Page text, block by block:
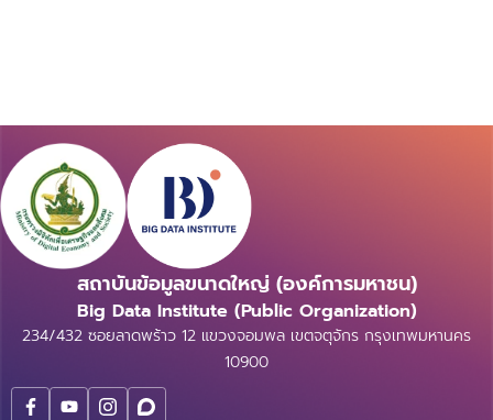
สถาบันข้อมูลขนาดใหญ่ (องค์การมหาชน)
Big Data Institute (Public Organization)
234/432 ซอยลาดพร้าว 12 แขวงจอมพล เขตจตุจักร กรุงเทพมหานคร
10900